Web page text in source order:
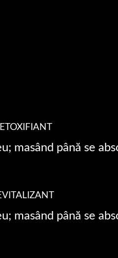
masând până se
masând până se